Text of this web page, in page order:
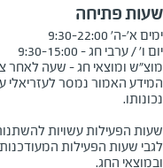
שעות פתיחה
מוצ"ש ומוצאי חג - שעה לאחר
המידע האמור נמסר לעזריאלי
שעות הפעילות עשויות
לגבי שעות הפעילות
ובמוצאי החג.